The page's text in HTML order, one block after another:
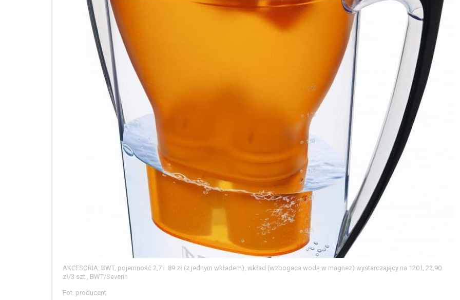
AKCESORIA: BWT, pojemność 2,7 l .89 zł (z jednym wkładem), wkład (wzbogaca wodę w magnez) wystarczający na 120 l, 22,90
zł/3 szt., BWT/Severin
Fot. producent